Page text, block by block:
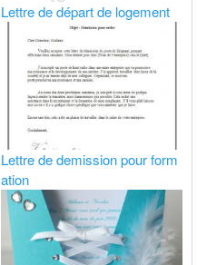
Lettre de départ de logement
Lettre de demission pour form
ation